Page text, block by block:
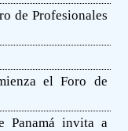
de Profesionales
el Foro de
Panamá invita a